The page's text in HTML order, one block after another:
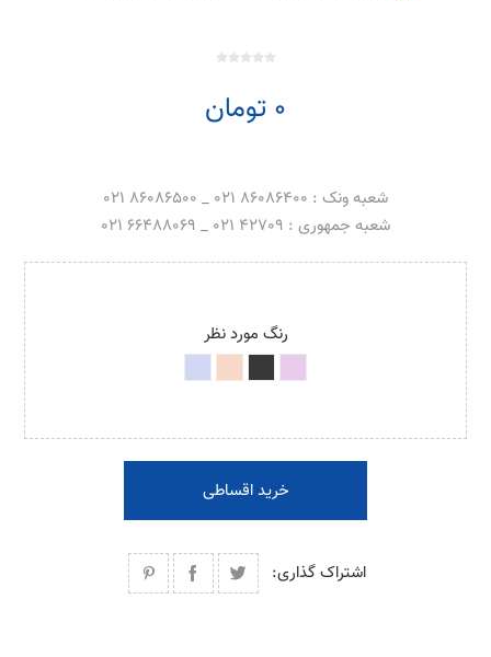
0 تومان
شعبه ونک : 86086400 021 _ 86086500 021
شعبه جمهوری : 42709 021 _ 66488069 021
رنگ مورد نظر
خرید اقساطی
اشتراک گذاری: